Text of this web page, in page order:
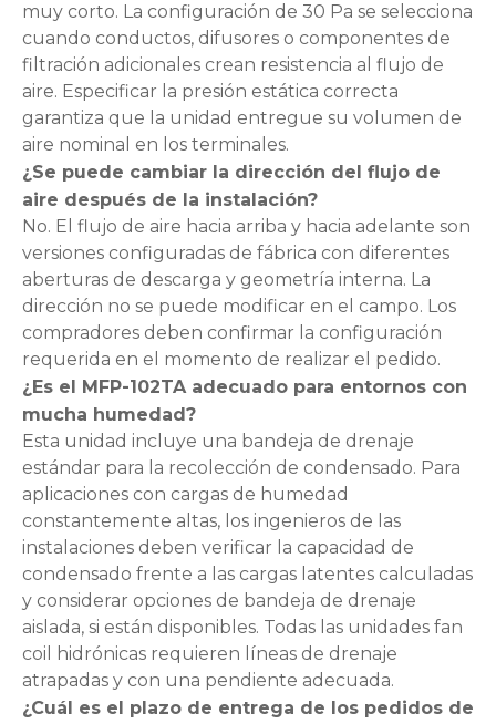
muy corto. La configuración de 30 Pa se selecciona
cuando conductos, difusores o componentes de
filtración adicionales crean resistencia al flujo de
aire. Especificar la presión estática correcta
garantiza que la unidad entregue su volumen de
aire nominal en los terminales.
¿Se puede cambiar la dirección del flujo de
aire después de la instalación?
No. El flujo de aire hacia arriba y hacia adelante son
versiones configuradas de fábrica con diferentes
aberturas de descarga y geometría interna. La
dirección no se puede modificar en el campo. Los
compradores deben confirmar la configuración
requerida en el momento de realizar el pedido.
¿Es el MFP-102TA adecuado para entornos con
mucha humedad?
Esta unidad incluye una bandeja de drenaje
estándar para la recolección de condensado. Para
aplicaciones con cargas de humedad
constantemente altas, los ingenieros de las
instalaciones deben verificar la capacidad de
condensado frente a las cargas latentes calculadas
y considerar opciones de bandeja de drenaje
aislada, si están disponibles. Todas las unidades fan
coil hidrónicas requieren líneas de drenaje
atrapadas y con una pendiente adecuada.
¿Cuál es el plazo de entrega de los pedidos de